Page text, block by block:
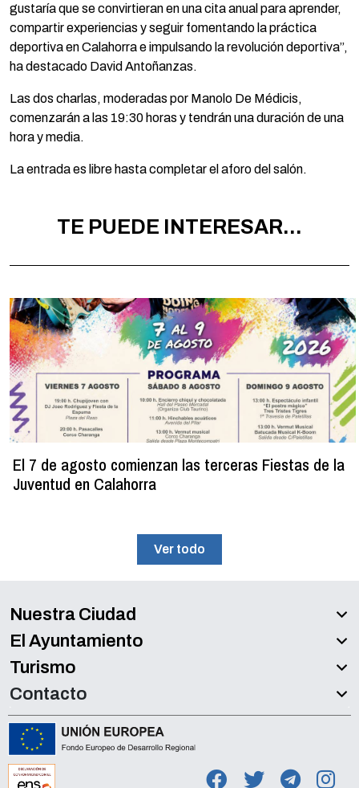
gustaría que se convirtieran en una cita anual para aprender,
compartir experiencias y seguir fomentando la práctica
deportiva en Calahorra e impulsando la revolución deportiva”,
ha destacado David Antoñanzas.
Las dos charlas, moderadas por Manolo De Médicis,
comenzarán a las 19:30 horas y tendrán una duración de una
hora y media.
La entrada es libre hasta completar el aforo del salón.
TE PUEDE INTERESAR...
El 7 de agosto comienzan las terceras Fiestas de la
Juventud en Calahorra
Ver todo
Nuestra Ciudad
El Ayuntamiento
Turismo
Contacto